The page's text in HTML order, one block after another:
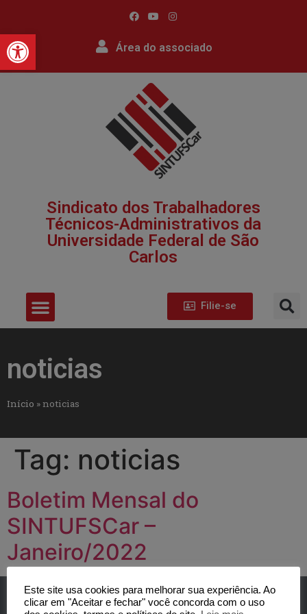
Barra de Ferramentas
Área do associado
Sindicato dos Trabalhadores
Técnicos-Administrativos da
Universidade Federal de São
Carlos​
Filie-se
noticias
Início »noticias
Tag: noticias
Boletim Mensal do
SINTUFSCar –
Janeiro/2022
Este site usa cookies para melhorar sua experiência. Ao
clicar em "Aceitar e fechar" você concorda com o uso